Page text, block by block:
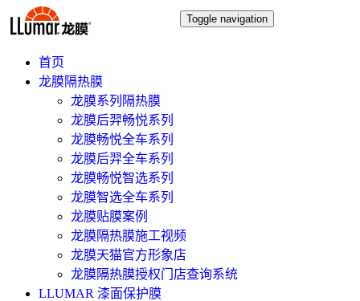
Toggle navigation
首页
龙膜隔热膜
龙膜系列隔热膜
龙膜后羿畅悦系列
龙膜畅悦全车系列
龙膜后羿全车系列
龙膜畅悦智选系列
龙膜智选全车系列
龙膜贴膜案例
龙膜隔热膜施工视频
龙膜天猫官方形象店
龙膜隔热膜授权门店查询系统
LLUMAR 漆面保护膜